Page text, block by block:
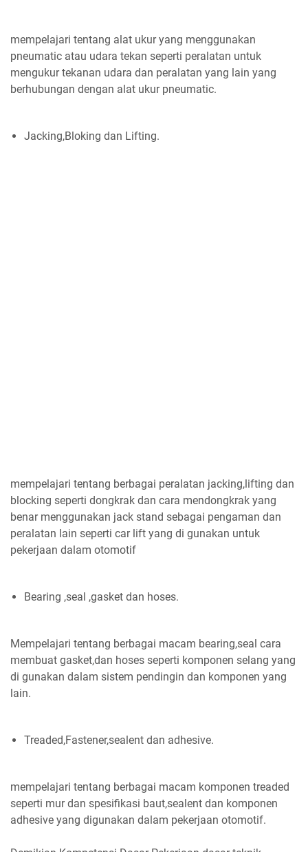
mempelajari tentang alat ukur yang menggunakan
pneumatic atau udara tekan seperti peralatan untuk
mengukur tekanan udara dan peralatan yang lain yang
berhubungan dengan alat ukur pneumatic.
Jacking,Bloking dan Lifting.
mempelajari tentang berbagai peralatan jacking,lifting dan
blocking seperti dongkrak dan cara mendongkrak yang
benar menggunakan jack stand sebagai pengaman dan
peralatan lain seperti car lift yang di gunakan untuk
pekerjaan dalam otomotif
Bearing ,seal ,gasket dan hoses.
Mempelajari tentang berbagai macam bearing,seal cara
membuat gasket,dan hoses seperti komponen selang yang
di gunakan dalam sistem pendingin dan komponen yang
lain.
Treaded,Fastener,sealent dan adhesive.
mempelajari tentang berbagai macam komponen treaded
seperti mur dan spesifikasi baut,sealent dan komponen
adhesive yang digunakan dalam pekerjaan otomotif.